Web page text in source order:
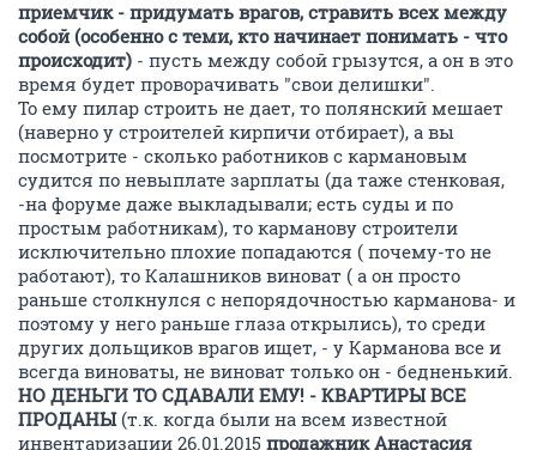
40932 1000
К
Кот1999
junior
03 февраля 2015 26_01_15
Уважаемые, братья по несчастью! Подскажите, как
быть - сегодня пригласили в гости к застройщику,
предложили подписать письмо для отстранения
нашего внешнего управляющего. Что происходит
вообще???мы ж вроде его сами избрали на собрании,
а тут Дарья, Юля и Василий утверждают, что он
кому-то там продался. Кому верить?????и вообще-
управляющий-что делать -то теперь???
ОТВЕТИТЬ